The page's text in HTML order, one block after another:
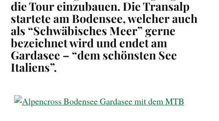
die Tour einzubauen. Die Transalp
startete am Bodensee, welcher auch
als “Schwäbisches Meer” gerne
bezeichnet wird und endet am
Gardasee – “dem schönsten See
Italiens”.